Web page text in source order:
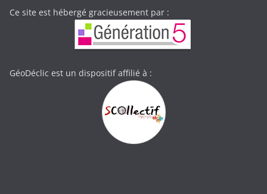
Ce site est hébergé gracieusement par :
GéoDéclic est un dispositif affilié à :